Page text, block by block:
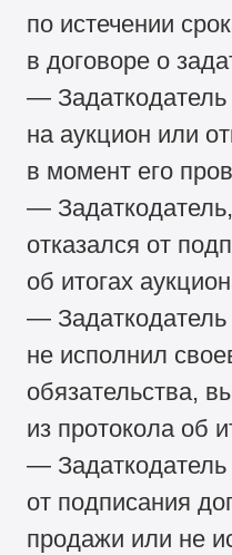
по истечении
в договоре о
—
на аукцион или
в момент его
—
отказался от
об итогах
— Задаткодатель
не исполнил
обязательства,
из протокола об
— Задаткодатель
от подписания
продажи или не